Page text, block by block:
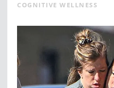
COGNITIVE WELLNESS